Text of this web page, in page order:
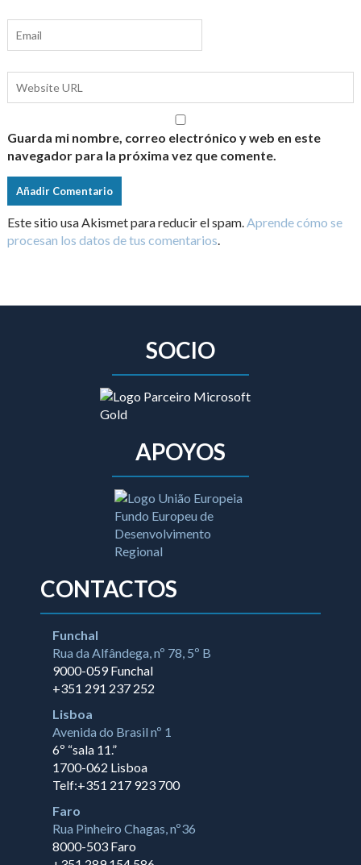
Guarda mi nombre, correo electrónico y web en este
navegador para la próxima vez que comente.
Este sitio usa Akismet para reducir el spam. Aprende cómo se
procesan los datos de tus comentarios
SOCIO
APOYOS
CONTACTOS
Funchal
Rua da Alfândega, nº 78, 5º B
9000-059 Funchal
+351 291 237 252
Lisboa
Avenida do Brasil nº 1
6º “sala 11.”
1700-062 Lisboa
Telf:+351 217 923 700
Faro
Rua Pinheiro Chagas, nº36
8000-503 Faro